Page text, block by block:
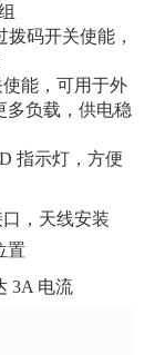
码开关使能，
能，可用于外
多负载，供电稳
指示灯，方便
，天线安装
置
3A 电流